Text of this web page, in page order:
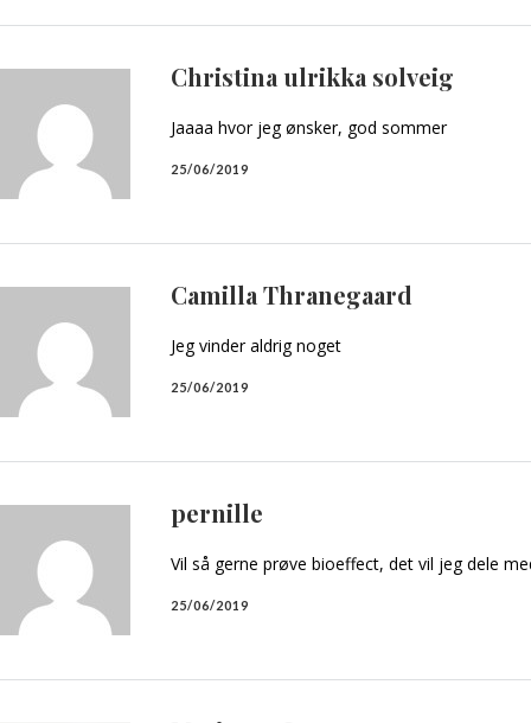
Christina ulrikka solveig
Jaaaa hvor jeg ønsker, god sommer
25/06/2019
Camilla Thranegaard
Jeg vinder aldrig noget
25/06/2019
pernille
Vil så gerne prøve bioeffect, det vil jeg dele
25/06/2019